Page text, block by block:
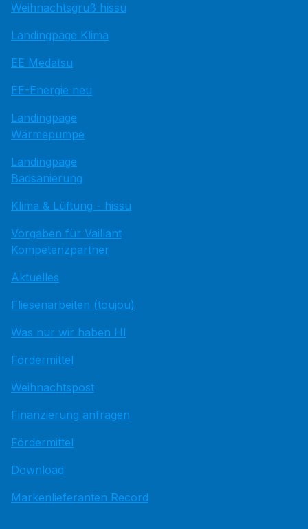
Weihnachtsgruß hissu
Landingpage Klima
EE Medatsu
EE-Energie neu
Landingpage
Wärmepumpe
Landingpage
Badsanierung
Klima & Lüftung - hissu
Vorgaben für Vaillant
Kompetenzpartner
Aktuelles
Fliesenarbeiten (toujou)
Was nur wir haben HI
Fördermittel
Weihnachtspost
Finanzierung anfragen
Fördermittel
Download
Markenlieferanten Record